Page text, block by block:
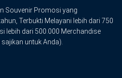
Souvenir Promosi yang
Terbukti Melayani lebih dari 750
lebih dari 500.000 Merchandise
untuk Anda).